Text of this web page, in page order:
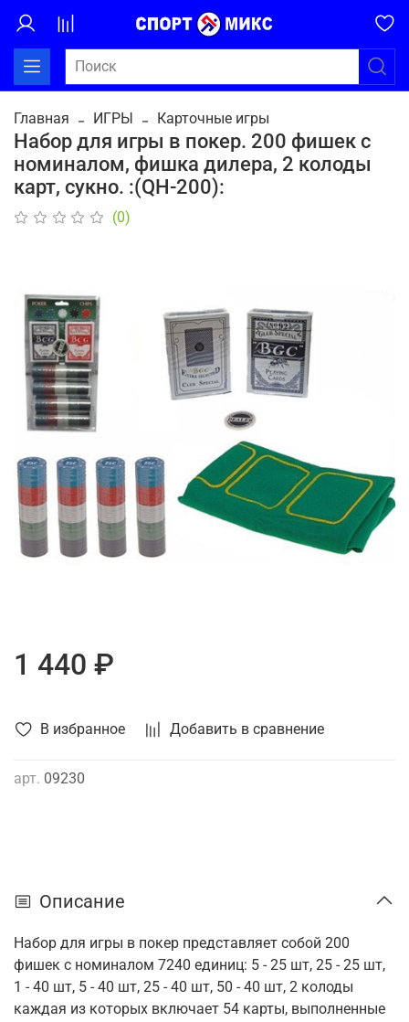
Главная ИГРЫ Карточные игры
Набор для игры в покер. 200 фишек с
номиналом, фишка дилера, 2 колоды
карт, сукно. :(QH-200):
(0)
В избранное Добавить в сравнение
арт. 09230
1 440 ₽
Описание
Набор для игры в покер представляет собой 200
фишек с номиналом 7240 единиц: 5 - 25 шт, 25 - 25 шт,
1 - 40 шт, 5 - 40 шт, 25 - 40 шт, 50 - 40 шт, 2 колоды
каждая из которых включает 54 карты, выполненные